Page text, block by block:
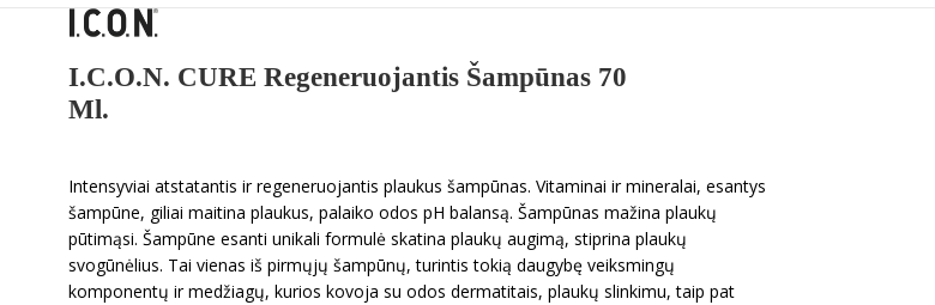
I.C.O.N. CURE Regeneruojantis Šampūnas 70
Ml.
Intensyviai atstatantis ir regeneruojantis plaukus šampūnas. Vitaminai ir mineralai, esantys
šampūne, giliai maitina plaukus, palaiko odos pH balansą. Šampūnas mažina plaukų
pūtimąsi. Šampūne esanti unikali formulė skatina plaukų augimą, stiprina plaukų
svogūnėlius. Tai vienas iš pirmųjų šampūnų, turintis tokią daugybę veiksmingų
komponentų ir medžiagų, kurios kovoja su odos dermatitais, plaukų slinkimu, taip pat